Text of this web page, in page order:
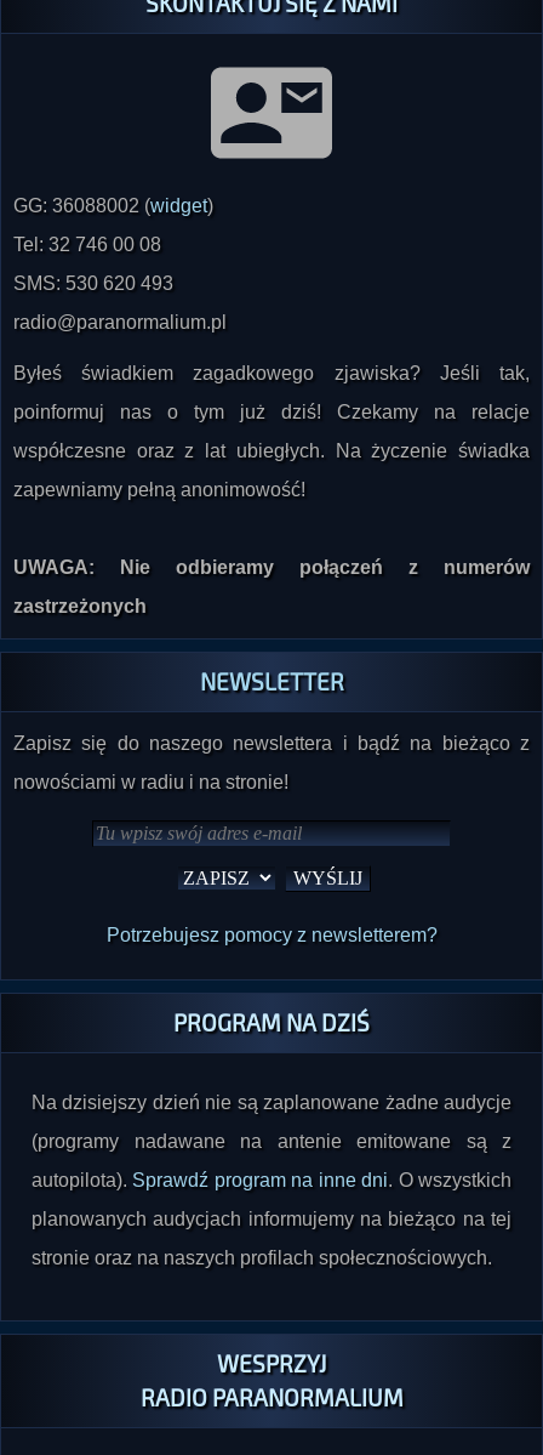
GG: 36088002 (widget)
Tel: 32 746 00 08
SMS: 530 620 493
radio@paranormalium.pl
Byłeś świadkiem zagadkowego zjawiska? Jeśli tak,
poinformuj nas o tym już dziś! Czekamy na relacje
współczesne oraz z lat ubiegłych. Na życzenie świadka
zapewniamy pełną anonimowość!
UWAGA: Nie odbieramy połączeń z numerów
zastrzeżonych
NEWSLETTER
Zapisz się do naszego newslettera i bądź na bieżąco z
nowościami w radiu i na stronie!
Potrzebujesz pomocy z newsletterem?
PROGRAM NA DZIŚ
Na dzisiejszy dzień nie są zaplanowane żadne audycje
(programy nadawane na antenie emitowane są z
autopilota). Sprawdź program na inne dni. O wszystkich
planowanych audycjach informujemy na bieżąco na tej
stronie oraz na naszych profilach społecznościowych.
WESPRZYJ
RADIO PARANORMALIUM